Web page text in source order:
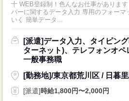
十 WEB登録制！色んなお仕事がありま
バーに関するデータ入力 専用のフォーマ
いく 簡単データ...
[派遣]データ入力、タイピン
ターネット)、テレフォンオペ
一般事務職
[勤務地]/東京都荒川区 / 日暮
[派遣]時給1,800円〜2,000円